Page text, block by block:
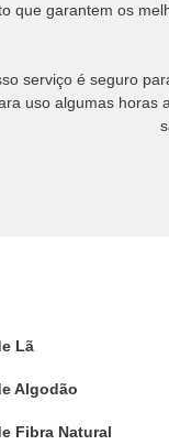
que garantem os
serviço é seguro
uso algumas horas
Lã
Algodão
Fibra Natural